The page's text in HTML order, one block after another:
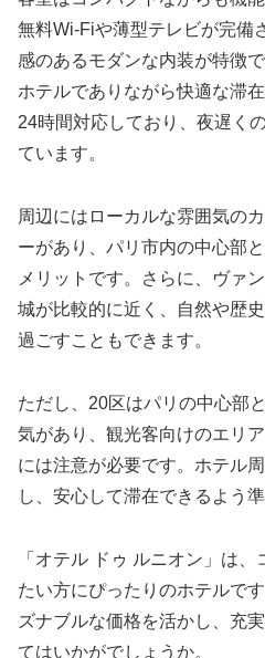
無料Wi-Fiや薄型テレビが完備
感のあるモダンな内装が特徴
ホテルでありながら快適な滞
24時間対応しており、夜遅く
ています。
周辺にはローカルな雰囲気の
ーがあり、パリ市内の中心部
メリットです。さらに、ヴァ
城が比較的に近く、自然や歴
過ごすこともできます。
ただし、20区はパリの中心部
気があり、観光客向けのエリ
には注意が必要です。ホテル
し、安心して滞在できるよう
「オテル ドゥ ルニオン」は
たい方にぴったりのホテルで
ズナブルな価格を活かし、充
てはいかがでしょうか。